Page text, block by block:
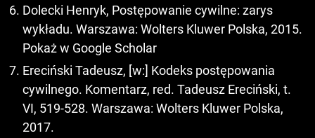
Dolecki Henryk, Postępowanie cywilne: zarys
wykładu. Warszawa: Wolters Kluwer Polska, 2015.
Pokaż w Google Scholar
Ereciński Tadeusz, [w:] Kodeks postępowania
cywilnego. Komentarz, red. Tadeusz Ereciński, t.
VI, 519-528. Warszawa: Wolters Kluwer Polska,
2017.